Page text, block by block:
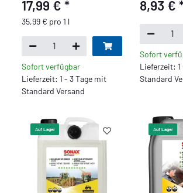
17,99 €*
35,99 € pro 1 l
Sofort verfügbar
Lieferzeit: 1 - 3 Tage mit
Standard Versand
8,93 €
Sofort
Lieferzeit:
Standard
Auf Lager Auf Lager